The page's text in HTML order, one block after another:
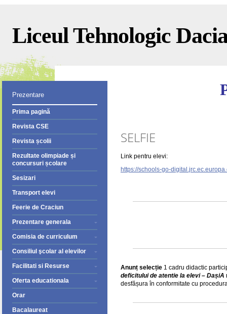
Liceul Tehnologic
Prezentare
Prima pagină
Revista CSE
Revista școlii
Rezultate olimpiade și
concursuri școlare
Sesizari
Transport elevi
Feerie de Craciun
Prezentare generala
Comisia de curriculum
Consiliul şcolar al elevilor
Facilitati si Resurse
Oferta educationala
Orar
Bacalaureat
SELFIE
Link pentru elevi:
https://schools-go-
Anunț selecție 1 cadru didactic
deficitului de atentie la elevi – DașiA
desfășura în conformitate cu